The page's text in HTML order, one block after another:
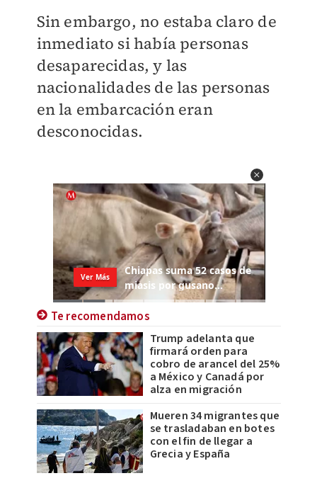
Sin embargo, no estaba claro de
inmediato si había personas
desaparecidas, y las
nacionalidades de las personas
en la embarcación eran
desconocidas.
Te recomendamos
Trump adelanta que
firmará orden para
cobro de arancel del 25%
a México y Canadá por
alza en migración
Mueren 34 migrantes que
se trasladaban en botes
con el fin de llegar a
Grecia y España